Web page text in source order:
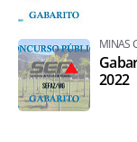
MINAS
2022